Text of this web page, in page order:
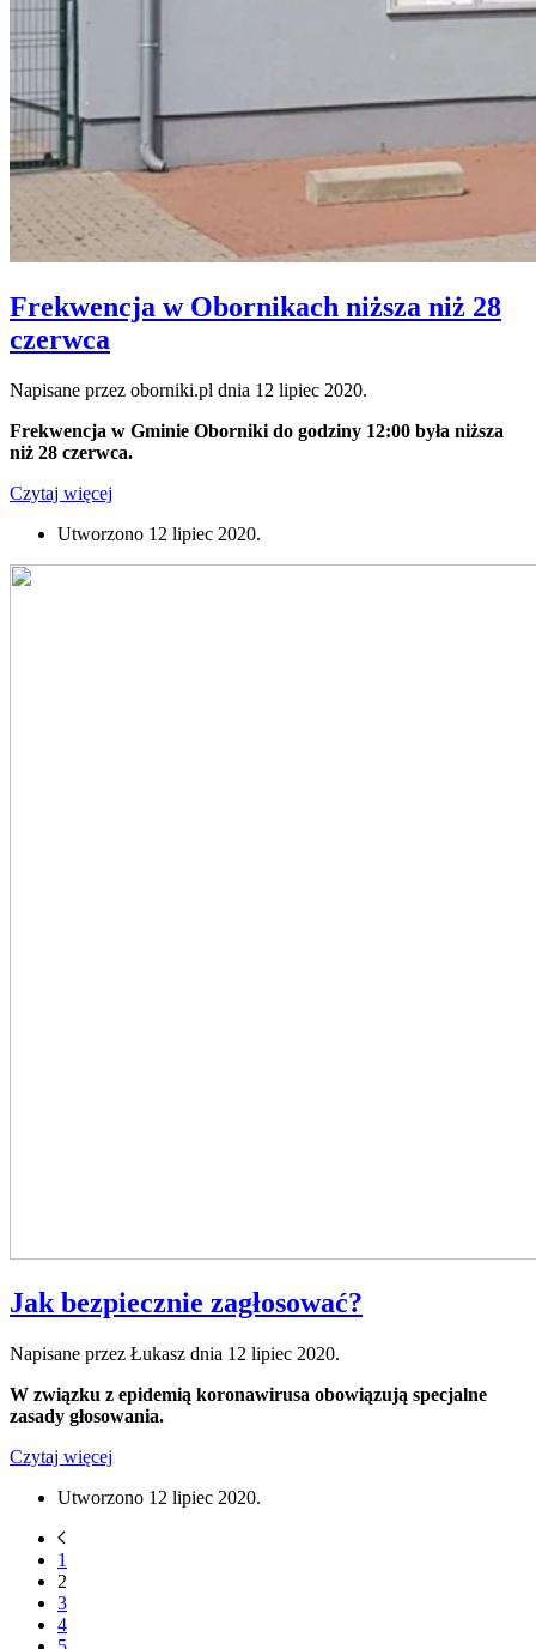
Frekwencja w Obornikach niższa niż 28
czerwca
Napisane przez oborniki.pl dnia 12 lipiec 2020.
Frekwencja w Gminie Oborniki do godziny 12:00 była niższa
niż 28 czerwca.
Czytaj więcej
Utworzono 12 lipiec 2020.
Jak bezpiecznie zagłosować?
Napisane przez Łukasz dnia 12 lipiec 2020.
W związku z epidemią koronawirusa obowiązują specjalne
zasady głosowania.
Czytaj więcej
Utworzono 12 lipiec 2020.
1
2
3
4